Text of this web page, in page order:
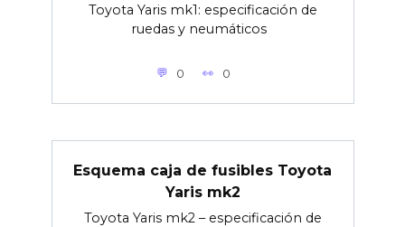
Toyota Yaris mk1: especificación de
ruedas y neumáticos
0 0
Esquema caja de fusibles Toyota
Yaris mk2
Toyota Yaris mk2 – especificación de